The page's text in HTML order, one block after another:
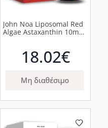
John Noa Liposomal Red
Algae Astaxanthin 10mg,
18.02€
Μη διαθέσιμο